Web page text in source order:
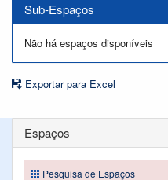
Sub-Espaços
Não há espaços disponíveis
Exportar para Excel
Espaços
Pesquisa de Espaços